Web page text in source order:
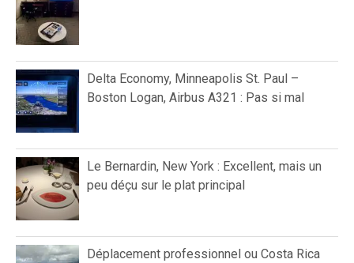
Delta Economy, Minneapolis St. Paul –
Boston Logan, Airbus A321 : Pas si mal
Le Bernardin, New York : Excellent, mais un
peu déçu sur le plat principal
Déplacement professionnel ou Costa Rica